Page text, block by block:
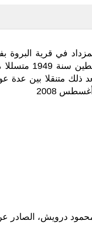
رفقة أسرته عام
متنقلا بين عدة
درويش، الصادر عن